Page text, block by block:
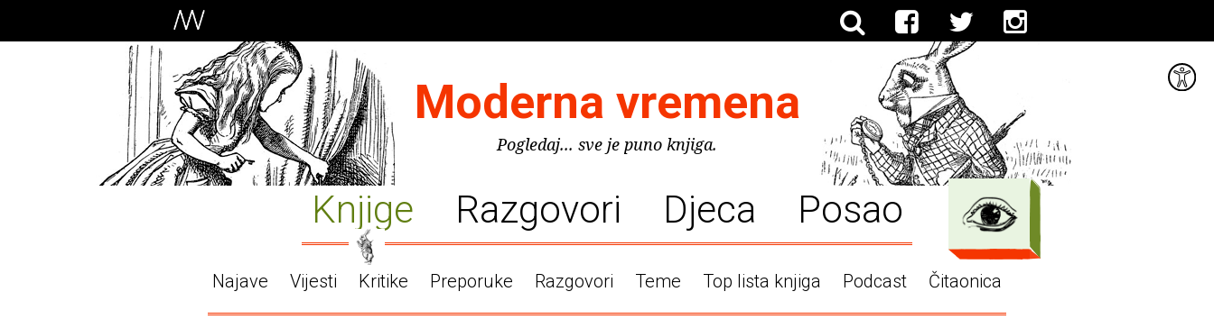
Moderna vremena
Pogledaj... sve je puno knjiga.
Knjige Razgovori Djeca Posao
Najave Vijesti Kritike Preporuke Razgovori Teme Top lista knjiga Podcast Čitaonica